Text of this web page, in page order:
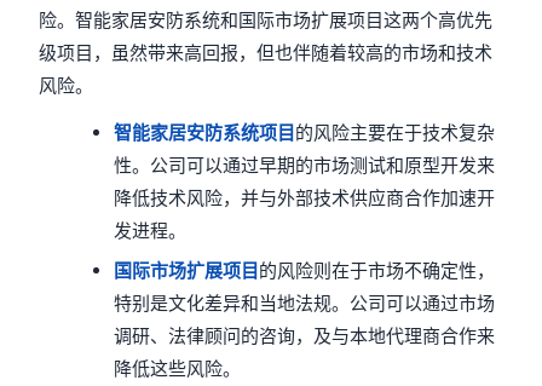
险。智能家居安防系统和国际市场扩展项目这两个高优先
级项目，虽然带来高回报，但也伴随着较高的市场和技术
风险。
智能家居安防系统项目的风险主要在于技术复杂
性。公司可以通过早期的市场测试和原型开发来
降低技术风险，并与外部技术供应商合作加速开
发进程。
国际市场扩展项目的风险则在于市场不确定性，
特别是文化差异和当地法规。公司可以通过市场
调研、法律顾问的咨询，及与本地代理商合作来
降低这些风险。